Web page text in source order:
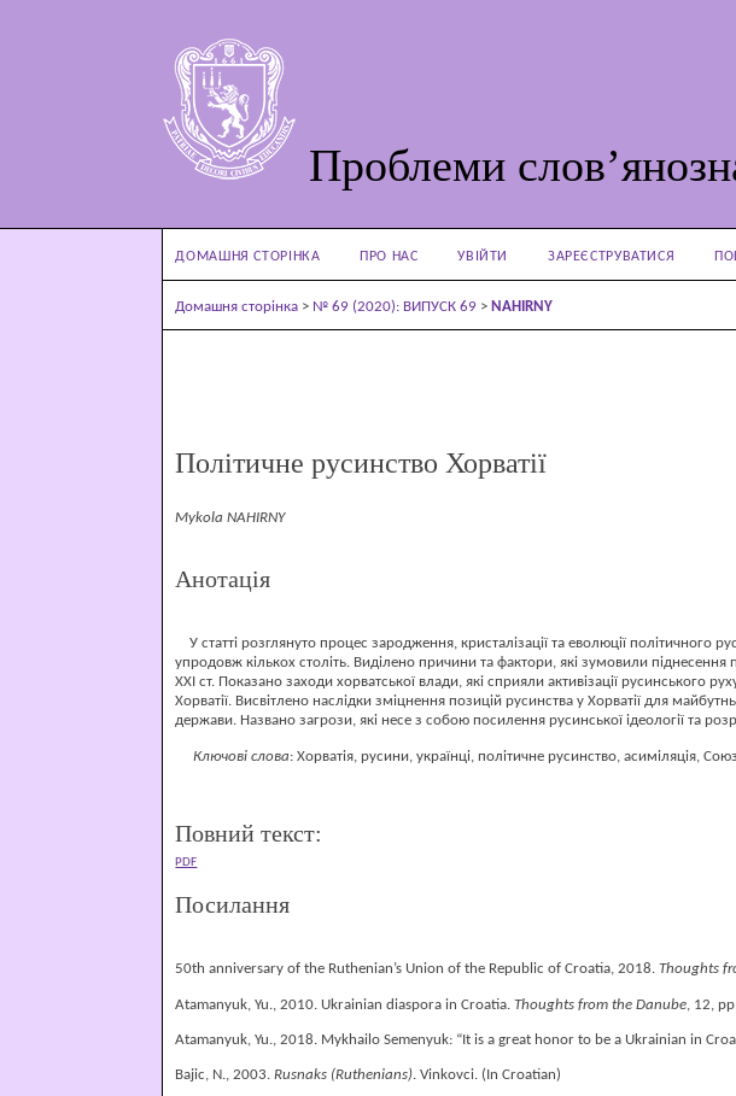
Проблеми
ДОМАШНЯ СТОРІНКА ПРО НАС УВІЙТИ ЗАРЕЄСТРУВАТИСЯ
Домашня сторінка > № 69 (2020): ВИПУСК 69 > NAHIRNY
Політичне русинство Хорватії
Mykola NAHIRNY
Анотація
У статті розглянуто процес зародження, кристалізації та еволюції політичного
упродовж кількох століть. Виділено причини та фактори, які зумовили піднесення
ХХІ ст. Показано заходи хорватської влади, які сприяли активізації русинського
Хорватії. Висвітлено наслідки зміцнення позицій русинства у Хорватії для
держави. Названо загрози, які несе з собою посилення русинської ідеології та
Ключові слова: Хорватія, русини, українці, політичне русинство, асиміляція,
Повний текст:
PDF
Посилання
50th anniversary of the Ruthenian’s Union of the Republic of Croatia, 2018.Thoughts
Atamanyuk, Yu., 2010. Ukrainian diaspora in Croatia.Thoughts from the Danube , 12,
Atamanyuk, Yu., 2018. Mykhailo Semenyuk: “It is a great honor to be a Ukrainian in
Bajic, N., 2003.Rusnaks (Ruthenians). Vinkovci. (In Croatian)